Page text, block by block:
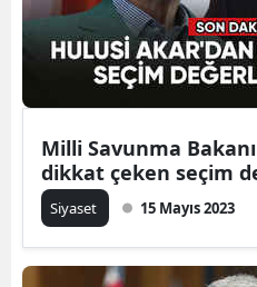
Milli Savunma
dikkat çeken seçim
Siyaset 15 Mayıs 2023